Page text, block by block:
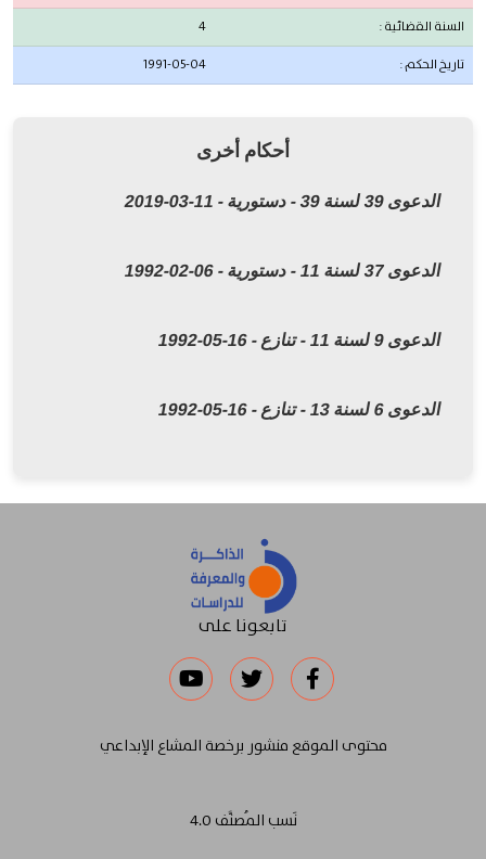
السنة القضائية :
4
تاريخ الحكم :
1991-05-04
أحكام أخرى
الدعوى 39 لسنة 39 - دستورية - 11-03-2019
الدعوى 37 لسنة 11 - دستورية - 06-02-1992
الدعوى 9 لسنة 11 - تنازع - 16-05-1992
الدعوى 6 لسنة 13 - تنازع - 16-05-1992
تابعونا على
محتوى الموقع منشور برخصة المشاع الإبداعي
نَسب المُصنَّف 4.0